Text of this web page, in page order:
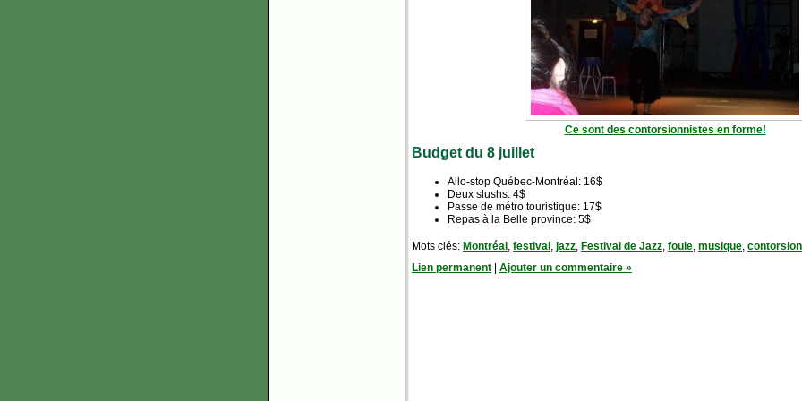
Ce sont des contorsionnistes en forme!
Budget du 8 juillet
Allo-stop Québec-Montréal: 16$
Deux slushs: 4$
Passe de métro touristique: 17$
Repas à la Belle province: 5$
Mots clés: Montréal , festival , jazz, Festival de Jazz, foule, musique,
Lien permanent
Ajouter un commentaire »